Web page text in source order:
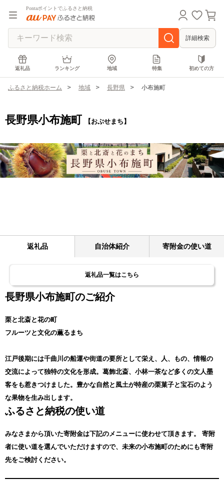
Pontaポイントでふるさと納税
詳細検索
返礼品 ランキング 地域 特集 初めての方
ふるさと納税ホーム 地域 長野県 小布施町
長野県小布施町 【おぶせまち】
返礼品 自治体紹介 寄附金の使い道
返礼品一覧はこちら
長野県小布施町のご紹介
栗と北斎と花の町
フルーツと文化の薫るまち
江戸後期には千曲川の船運や街道の要所として栄え、人、もの、情報の
交流によって独特の文化を形成。葛飾北斎、小林一茶など多くの文人墨
客をも惹きつけました。豊かな自然と風土が特産の栗菓子と宝石のよう
な果物を生み出します。
ふるさと納税の使い道
みなさまから頂いた寄附金は下記のメニューに使わせて頂きます。
寄附
者に使い道を選んでいただけますので、未来の小布施町のためにも寄附
先をご検討ください。